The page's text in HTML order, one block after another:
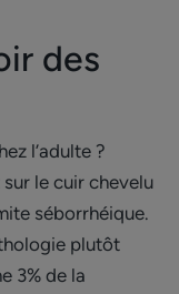
des
l’adulte ?
le cuir chevelu
séborrhéique.
plutôt
3% de la